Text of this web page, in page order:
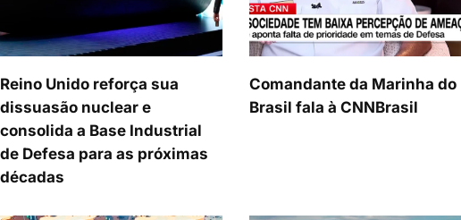
Reino Unido reforça sua
dissuasão nuclear e
consolida a Base Industrial
de Defesa para as próximas
décadas
Comandante da Marinha do
Brasil fala à CNNBrasil